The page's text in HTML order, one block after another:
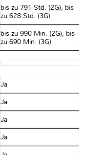
bis zu 791 Std. (2G), bis
zu 628 Std. (3G)
bis zu 990 Min. (2G), bis
zu 690 Min. (3G)
Ja
Ja
Ja
Ja